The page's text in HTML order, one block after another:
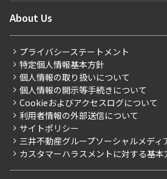
新着募集情報
こだわりから探す
こだわり一覧
プレミアムマンション
新築
当社限定（港区・渋谷区）
当社限定（港区・渋谷区以外）
三井不動産企画
住まいのコラム
会員ページ
ご入居・提携サービス
お部屋探しからご契約まで
よくあるご質問
社宅紹介
【仲介会社様向け】当社仲介事業部
About Us
会社情報
事業案内
採用情報
ニュースリリース
お問い合わせ
プライバシーステートメント
特定個人情報基本方針
個人情報の取り扱いについて
個人情報の開示等手続きについて
Cookieおよびアクセスログについて
利用者情報の外部送信について
サイトポリシー
三井不動産グループソーシャルメディ
カスタマーハラスメントに対する基本